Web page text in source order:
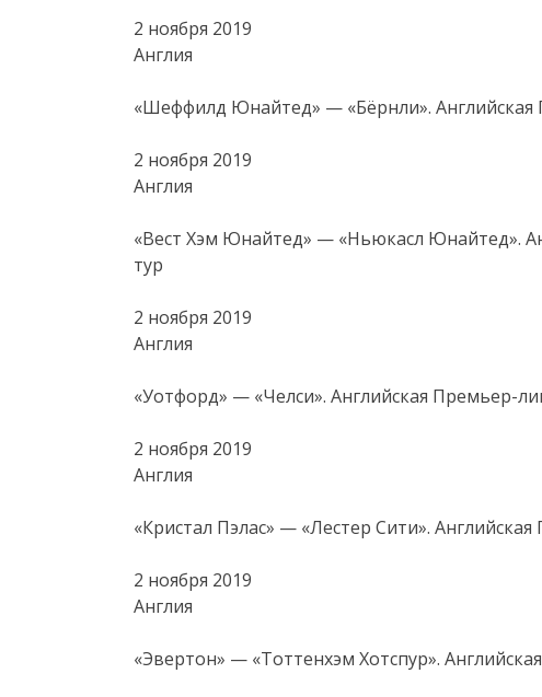
2 ноября 2019
Англия
«Шеффилд Юнайтед» — «Бёрнли». Английская
2 ноября 2019
Англия
«Вест Хэм Юнайтед» — «Ньюкасл Юнайтед».
тур
2 ноября 2019
Англия
«Уотфорд» — «Челси». Английская Премьер-
2 ноября 2019
Англия
«Кристал Пэлас» — «Лестер Сити».
2 ноября 2019
Англия
«Эвертон» — «Тоттенхэм Хотспур».